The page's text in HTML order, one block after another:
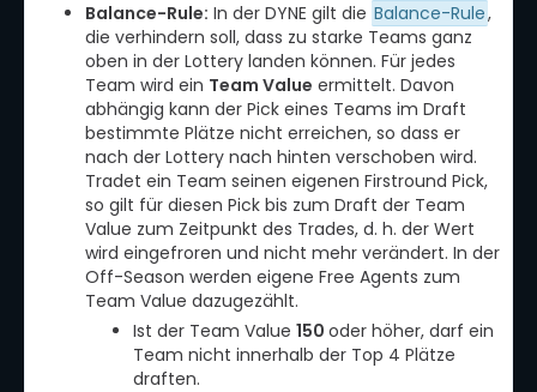
Balance-Rule: In der DYNE gilt die Balance-Rule,
die verhindern soll, dass zu starke Teams ganz
oben in der Lottery landen können. Für jedes
Team wird ein Team Value ermittelt. Davon
abhängig kann der Pick eines Teams im Draft
bestimmte Plätze nicht erreichen, so dass er
nach der Lottery nach hinten verschoben wird.
Tradet ein Team seinen eigenen Firstround Pick,
so gilt für diesen Pick bis zum Draft der Team
Value zum Zeitpunkt des Trades, d. h. der Wert
wird eingefroren und nicht mehr verändert. In der
Off-Season werden eigene Free Agents zum
Team Value dazugezählt.
Ist der Team Value 150 oder höher, darf ein
Team nicht innerhalb der Top 4 Plätze
draften.